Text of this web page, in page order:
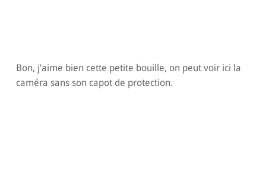
Bon, j’aime bien cette petite bouille, on peut voir ici la
caméra sans son capot de protection.